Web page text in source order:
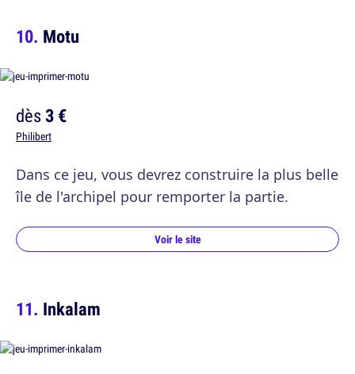
Motu
dès3 €
Philibert
Dans ce jeu, vous devrez construire la plus belle
île de l'archipel pour remporter la partie.
Voir le site
Inkalam